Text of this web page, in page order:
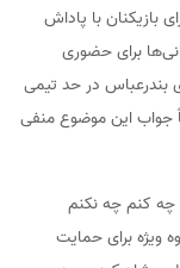
بازیکنان با پاداش
برای حضوری
بندرعباس در حد تیمی
این موضوع منفی
چه کنم چه نکنم
ویژه برای حمایت